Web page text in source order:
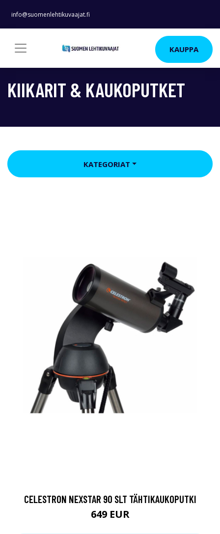
info@suomenlehtikuvaajat.fi
KAUPPA
KIIKARIT & KAUKOPUTKET
KATEGORIAT
CELESTRON NEXSTAR 90 SLT TÄHTIKAUKOPUTKI
649 EUR